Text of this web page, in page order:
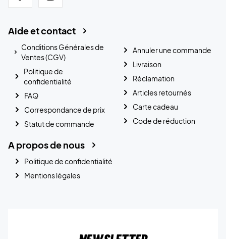
Aide et contact
Conditions Générales de
Ventes (CGV)
Politique de
confidentialité
FAQ
Correspondance de prix
Statut de commande
Annuler une commande
Livraison
Réclamation
Articles retournés
Carte cadeau
Code de réduction
A propos de nous
Politique de confidentialité
Mentions légales